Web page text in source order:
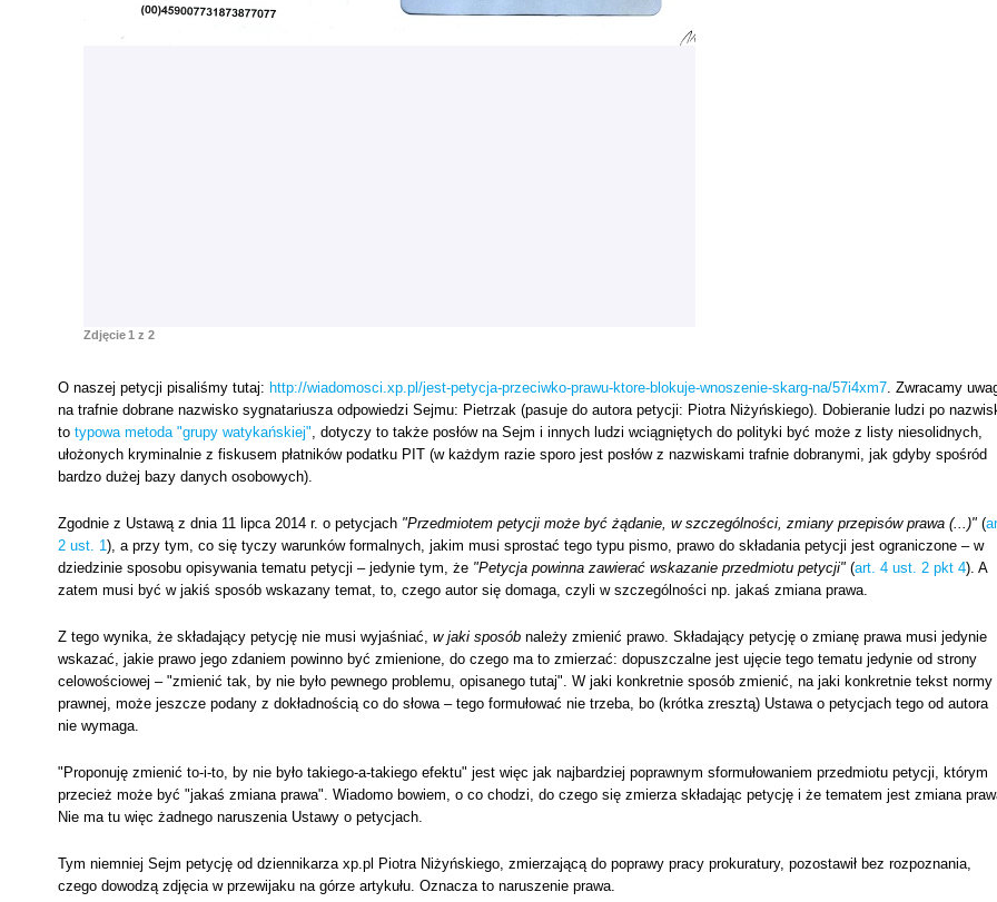
Zdjęcie1 z 2
O naszej petycji pisaliśmy tutaj: http://wiadomosci.xp.pl/jest-petycja-przeciwko-prawu-ktore-blokuje-wnoszenie-skarg-na/57i4xm7. Zwracamy
na trafnie dobrane nazwisko sygnatariusza odpowiedzi Sejmu: Pietrzak (pasuje do autora petycji: Piotra Niżyńskiego). Dobieranie ludzi po
to typowa metoda "grupy watykańskiej", dotyczy to także posłów na Sejm i innych ludzi wciągniętych do polityki być może z listy niesolidnych,
ułożonych kryminalnie z fiskusem płatników podatku PIT (w każdym razie sporo jest posłów z nazwiskami trafnie dobranymi, jak gdyby spośród
bardzo dużej bazy danych osobowych).
Zgodnie z Ustawą z dnia 11 lipca 2014 r. o petycjach "Przedmiotem petycji może być żądanie, w szczególności, zmiany przepisów prawa (...)" (
2 ust. 1), a przy tym, co się tyczy warunków formalnych, jakim musi sprostać tego typu pismo, prawo do składania petycji jest ograniczone – w
dziedzinie sposobu opisywania tematu petycji – jedynie tym, że "Petycja powinna zawierać wskazanie przedmiotu petycji" (art. 4 ust. 2 pkt 4). A
zatem musi być w jakiś sposób wskazany temat, to, czego autor się domaga, czyli w szczególności np. jakaś zmiana prawa.
Z tego wynika, że składający petycję nie musi wyjaśniać, w jaki sposób należy zmienić prawo. Składający petycję o zmianę prawa musi jedynie
wskazać, jakie prawo jego zdaniem powinno być zmienione, do czego ma to zmierzać: dopuszczalne jest ujęcie tego tematu jedynie od strony
celowościowej – "zmienić tak, by nie było pewnego problemu, opisanego tutaj". W jaki konkretnie sposób zmienić, na jaki konkretnie tekst normy
prawnej, może jeszcze podany z dokładnością co do słowa – tego formułować nie trzeba, bo (krótka zresztą) Ustawa o petycjach tego od autora
nie wymaga.
"Proponuję zmienić to-i-to, by nie było takiego-a-takiego efektu" jest więc jak najbardziej poprawnym sformułowaniem przedmiotu petycji, którym
przecież może być "jakaś zmiana prawa". Wiadomo bowiem, o co chodzi, do czego się zmierza składając petycję i że tematem jest zmiana
Nie ma tu więc żadnego naruszenia Ustawy o petycjach.
Tym niemniej Sejm petycję od dziennikarza xp.pl Piotra Niżyńskiego, zmierzającą do poprawy pracy prokuratury, pozostawił bez rozpoznania,
czego dowodzą zdjęcia w przewijaku na górze artykułu. Oznacza to naruszenie prawa.